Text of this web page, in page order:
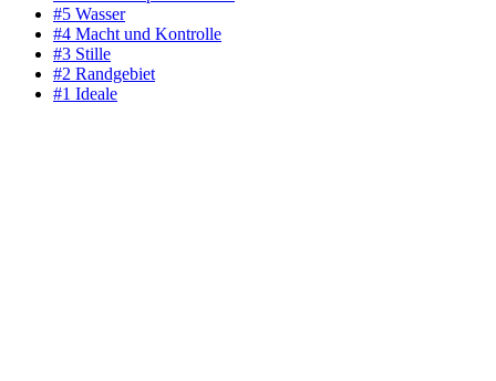
#5 Wasser
#4 Macht und Kontrolle
#3 Stille
#2 Randgebiet
#1 Ideale